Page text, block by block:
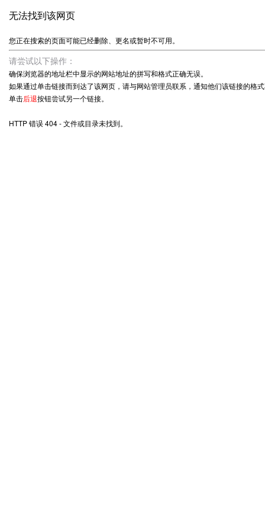
无法找到该网页
您正在搜索的页面可能已经删除、更名或暂时不可用。
请尝试以下操作：
确保浏览器的地址栏中显示的网站地址的拼写和格式正确无误。
如果通过单击链接而到达了该网页，请与网站管理员联系，通知他们该链接的格
单击后退按钮尝试另一个链接。
HTTP 错误 404 - 文件或目录未找到。